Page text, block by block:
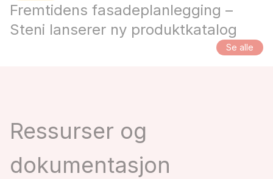
Se alle
Fremtidens fasadeplanlegging –
Steni lanserer ny produktkatalog
Ressurser og
dokumentasjon